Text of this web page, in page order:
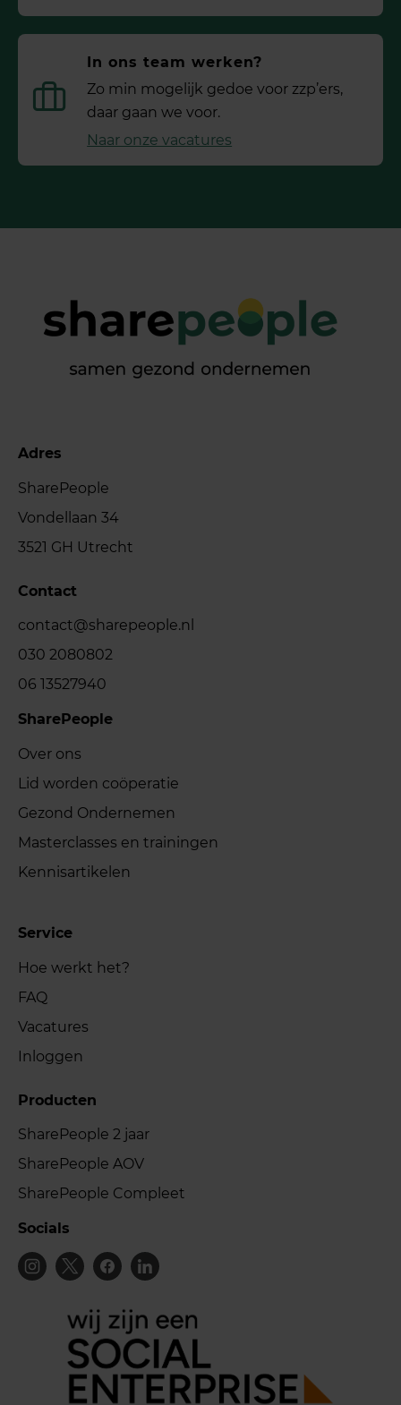
In ons team werken?
Zo min mogelijk gedoe voor ­zzp’ers,
daar gaan we voor.
Naar onze vacatures
Adres
SharePeople
Vondellaan 34
3521 GH Utrecht
Contact
contact@sharepeople.nl
030 2080802
06 13527940
SharePeople
Over ons
Lid worden coöperatie
Gezond Ondernemen
Masterclasses en trainingen
Kennisartikelen
Service
Hoe werkt het?
FAQ
Vacatures
Inloggen
Producten
SharePeople 2 jaar
SharePeople AOV
SharePeople Compleet
Socials